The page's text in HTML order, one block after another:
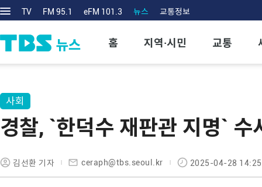
TV FM 95.1 eFM 101.3 뉴스 교통정보
홈 지역·시민 교통
사회
경찰, `한덕수 재판관 지명` 수
김선환 기자 ceraph@tbs.seoul.kr 2025-04-28 14:25